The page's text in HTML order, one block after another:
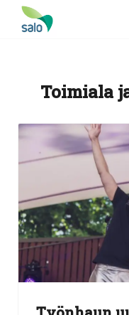
Toimiala